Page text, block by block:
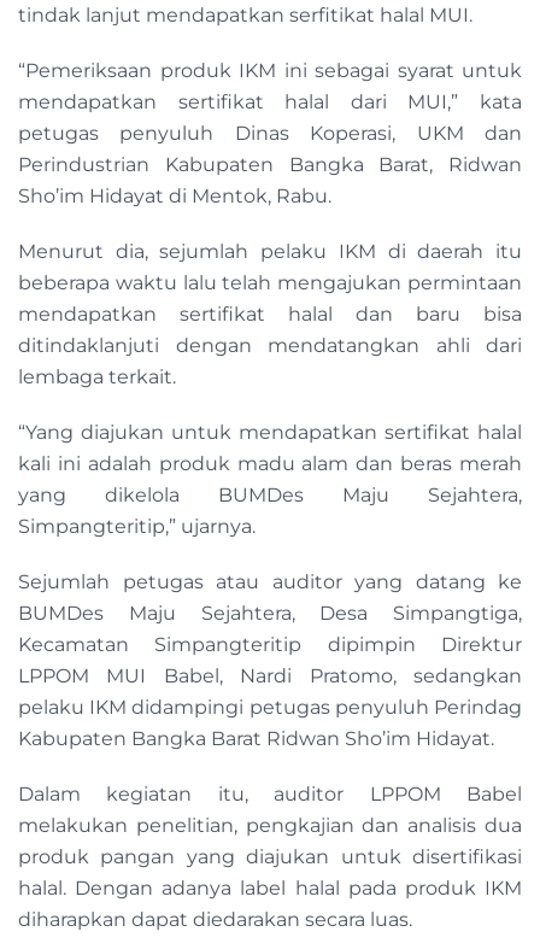
tindak lanjut mendapatkan serfitikat halal MUI.
“Pemeriksaan produk IKM ini sebagai syarat untuk
mendapatkan sertifikat halal dari MUI,” kata
petugas penyuluh Dinas Koperasi, UKM dan
Perindustrian Kabupaten Bangka Barat, Ridwan
Sho’im Hidayat di Mentok, Rabu.
Menurut dia, sejumlah pelaku IKM di daerah itu
beberapa waktu lalu telah mengajukan permintaan
mendapatkan sertifikat halal dan baru bisa
ditindaklanjuti dengan mendatangkan ahli dari
lembaga terkait.
“Yang diajukan untuk mendapatkan sertifikat halal
kali ini adalah produk madu alam dan beras merah
yang dikelola BUMDes Maju Sejahtera,
Simpangteritip,” ujarnya.
Sejumlah petugas atau auditor yang datang ke
BUMDes Maju Sejahtera, Desa Simpangtiga,
Kecamatan Simpangteritip dipimpin Direktur
LPPOM MUI Babel, Nardi Pratomo, sedangkan
pelaku IKM didampingi petugas penyuluh Perindag
Kabupaten Bangka Barat Ridwan Sho’im Hidayat.
Dalam kegiatan itu, auditor LPPOM Babel
melakukan penelitian, pengkajian dan analisis dua
produk pangan yang diajukan untuk disertifikasi
halal. Dengan adanya label halal pada produk IKM
diharapkan dapat diedarakan secara luas.